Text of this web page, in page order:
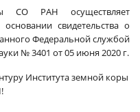
СО РАН осуществляет
свидетельства о
Федеральной службой
№ 3401 от 05 июня 2020 г.
Института земной коры